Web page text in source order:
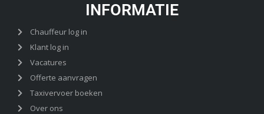
INFORMATIE
Chauffeur log in
Klant log in
Vacatures
Offerte aanvragen
Taxivervoer boeken
Over ons